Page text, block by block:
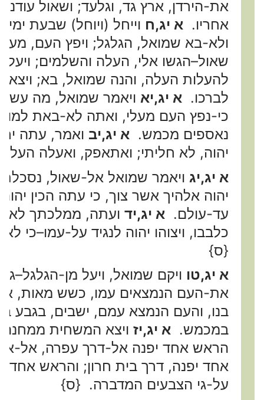
את-הירדן, ארץ גד, וגלעד; ושאול
אחריו.א יג,ח וייחל (ויוחל) שבעת
ולא-בא שמואל, הגלגל; ויפץ העם,
שאול–הגשו אלי, העלה והשלמים;
להעלות העלה, והנה שמואל, בא; ויצא
לברכו.א יג,יא ויאמר שמואל, מה
כי-נפץ העם מעלי, ואתה לא-באת
נאספים מכמש.א יג,יב ואמר, עתה
יהוה, לא חליתי; ואתאפק, ואעלה
א יג,יג ויאמר שמואל אל-שאול,
יהוה אלהיך אשר צוך, כי עתה הכין
עד-עולם.א יג,יד ועתה, ממלכתך לא-
כלבבו, ויצוהו יהוה לנגיד על-
{ס}
א יג,טו ויקם שמואל, ויעל מן-
את-העם הנמצאים עמו, כשש מאות,
בנו, והעם הנמצא עמם, ישבים, בגבע
במכמש.א יג,יז ויצא המשחית
הראש אחד יפנה אל-דרך עפרה, אל-
אחד יפנה, דרך בית חרון; והראש אחד
על-גי הצבעים המדברה. {ס}